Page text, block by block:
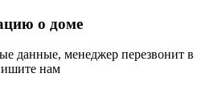
о доме
данные, менеджер перезвонит в
нам